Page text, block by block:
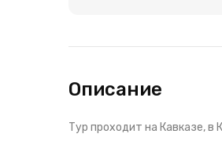
Описание
Тур проходит на Кавказе, в